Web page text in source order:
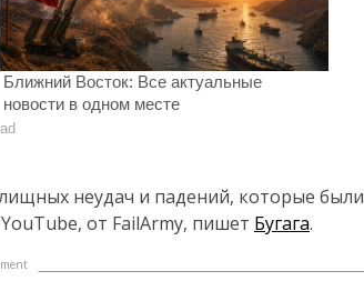
Ближний Восток: Все актуальные
новости в одном месте
ad
неудач и падений, которые были
от FailArmy, пишет Бугага.